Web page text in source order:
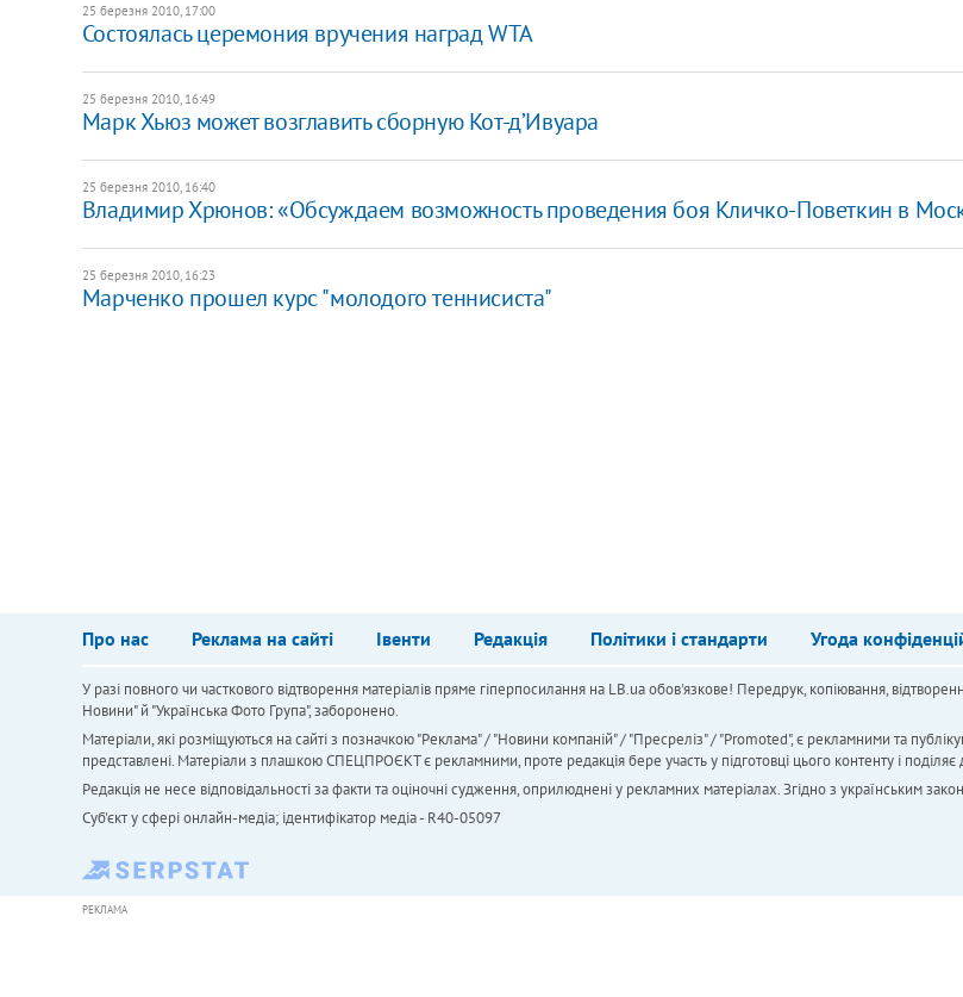
25 березня 2010, 17:00
Состоялась церемония вручения наград WTA
25 березня 2010, 16:49
Марк Хьюз может возглавить сборную Кот-д’Ивуара
25 березня 2010, 16:40
Владимир Хрюнов: «Обсуждаем возможность проведения боя Кличко-Поветкин в
25 березня 2010, 16:23
Марченко прошел курс "молодого теннисиста"
Про нас Реклама на сайті Івенти Редакція Політики і стандарти Угода
У разі повного чи часткового відтворення матеріалів пряме гіперпосилання на LB.ua обов'язкове! Передрук, копіювання,
Новини" й "Українська Фото Група", заборонено.
Матеріали, які розміщуються на сайті з позначкою "Реклама" / "Новини компаній" / "Пресреліз" / "Promoted", є рекламними та
представлені. Матеріали з плашкою СПЕЦПРОЄКТ є рекламними, проте редакція бере участь у підготовці цього контенту і поділяє
Редакція не несе відповідальності за факти та оціночні судження, оприлюднені у рекламних матеріалах. Згідно з українським
Cуб'єкт у сфері онлайн-медіа; ідентифікатор медіа - R40-05097
РЕКЛАМА